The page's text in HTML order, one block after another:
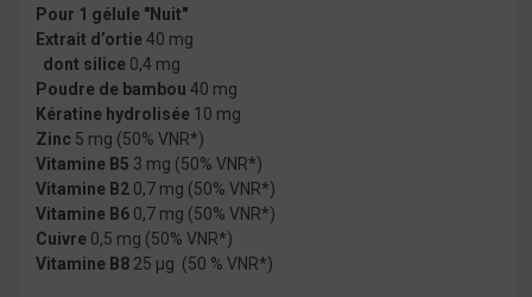
Pour 1 gélule "Nuit"
Extrait d’ortie40 mg
dont silice 0,4 mg
Poudre de bambou 40 mg
Kératine hydrolisée 10 mg
Zinc 5 mg (50% VNR*)
Vitamine B5 3 mg (50% VNR*)
Vitamine B2 0,7 mg (50% VNR*)
Vitamine B6 0,7 mg (50% VNR*)
Cuivre 0,5 mg (50% VNR*)
Vitamine B8 25 µg (50 % VNR*)